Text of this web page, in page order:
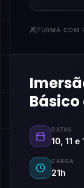
TURMA COM
DATAS
10, 11
CARGA
21h